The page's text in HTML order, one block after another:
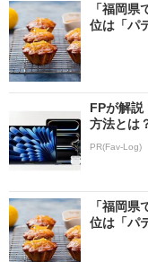
「福岡
位は「パ
FPが解
方法とは
PR(Fav-Log)
「福岡
位は「パ